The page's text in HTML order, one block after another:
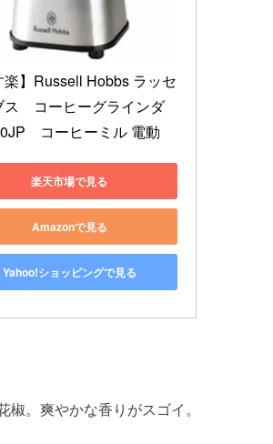
楽】Russell Hobbs ラッセ
ス　コーヒーグラインダ
　コーヒーミル 電動
楽天市場で見る
Amazonで見る
Yahoo!ショッピングで見る
椒。爽やかな香りがスゴイ。